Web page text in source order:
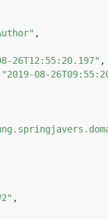
,
26T12:55:20.197" ,
"2019-08-
,